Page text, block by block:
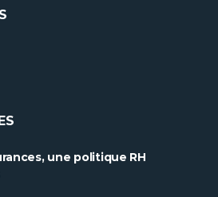
une politique RH